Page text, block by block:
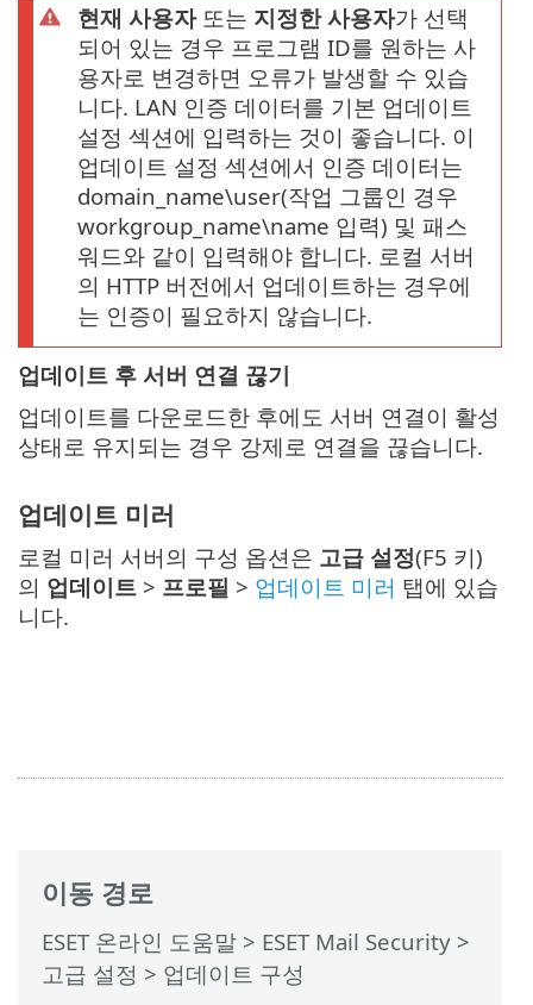
이동 경로
ESET 온라인 도움말 > ESET Mail Security >
고급 설정 > 업데이트 구성
현재 사용자또는 지정한 사용자가 선택
되어 있는 경우 프로그램 ID를 원하는 사
용자로 변경하면 오류가 발생할 수 있습
니다. LAN 인증 데이터를 기본 업데이트
설정 섹션에 입력하는 것이 좋습니다. 이
업데이트 설정 섹션에서 인증 데이터는
domain_name\user(작업 그룹인 경우
workgroup_name\name 입력) 및 패스
워드와 같이 입력해야 합니다. 로컬 서버
의 HTTP 버전에서 업데이트하는 경우에
는 인증이 필요하지 않습니다.
업데이트 후 서버 연결 끊기
업데이트를 다운로드한 후에도 서버 연결이 활성
상태로 유지되는 경우 강제로 연결을 끊습니다.
업데이트 미러
로컬 미러 서버의 구성 옵션은 고급 설정(F5 키)
의 업데이트 > 프로필 > 업데이트 미러 탭에 있습
니다.